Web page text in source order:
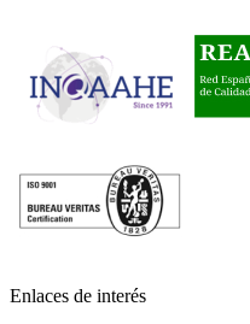
Enlaces de interés